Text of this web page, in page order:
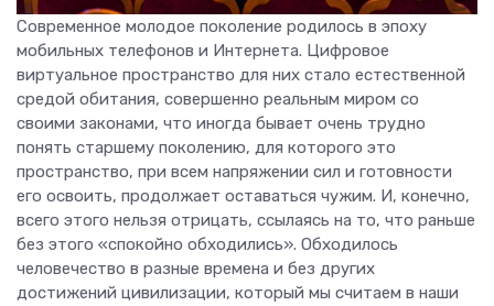
Современное молодое поколение родилось в эпоху
мобильных телефонов и Интернета. Цифровое
виртуальное пространство для них стало естественной
средой обитания, совершенно реальным миром со
своими законами, что иногда бывает очень трудно
понять старшему поколению, для которого это
пространство, при всем напряжении сил и готовности
его освоить, продолжает оставаться чужим. И, конечно,
всего этого нельзя отрицать, ссылаясь на то, что раньше
без этого «спокойно обходились». Обходилось
человечество в разные времена и без других
достижений цивилизации, который мы считаем в наши